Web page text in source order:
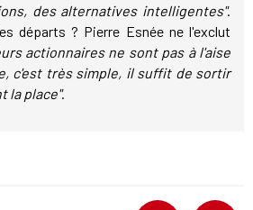
des alternatives intelligentes".
départs ? Pierre Esnée ne l'exclut
actionnaires ne sont pas à l'aise
c'est très simple, il suffit de sortir
la place".